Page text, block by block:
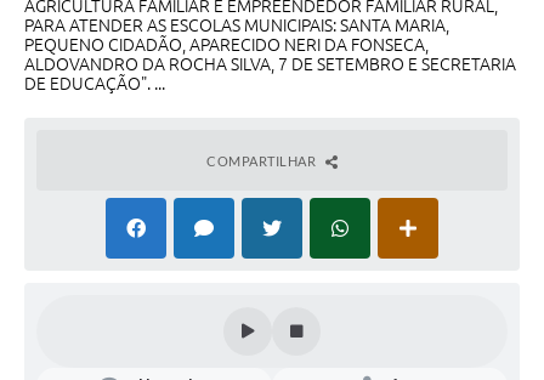
Contas Públicas
Legislação
Serviços Online
AGRICULTURA FAMILIAR E EMPREENDEDOR FAMILIAR RURAL,
PARA ATENDER AS ESCOLAS MUNICIPAIS: SANTA MARIA,
PEQUENO CIDADÃO, APARECIDO NERI DA FONSECA,
ALDOVANDRO DA ROCHA SILVA, 7 DE SETEMBRO E SECRETARIA
DE EDUCAÇÃO". ...
COMPARTILHAR